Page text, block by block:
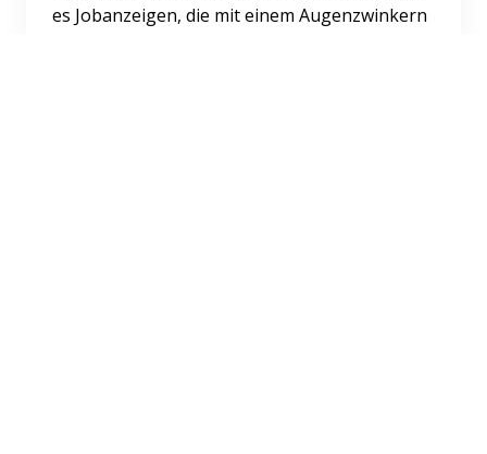
es Jobanzeigen, die mit einem Augenzwinkern